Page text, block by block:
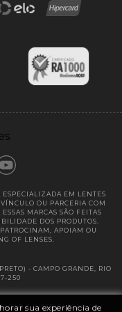
sua experiência de
EM LENTES
OU PARCERIA COM
MARCAS SÃO FEITAS
DOS PRODUTOS.
APOIAM OU
OF LENSES.
- CAMPO GRANDE, RIO
250
E DISTRIBUIÇÃO DE